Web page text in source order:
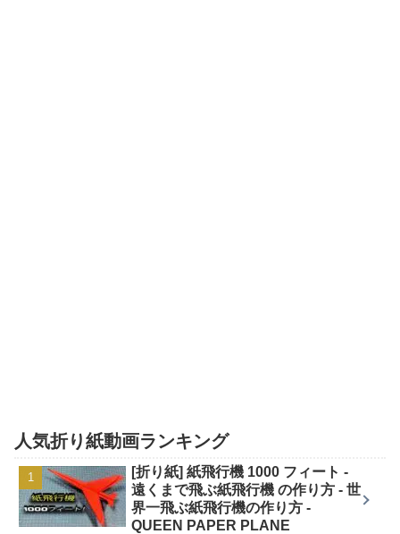
人気折り紙動画ランキング
[折り紙] 紙飛行機 1000 フィート -
遠くまで飛ぶ紙飛行機 の作り方 - 世
界一飛ぶ紙飛行機の作り方 -
QUEEN PAPER PLANE